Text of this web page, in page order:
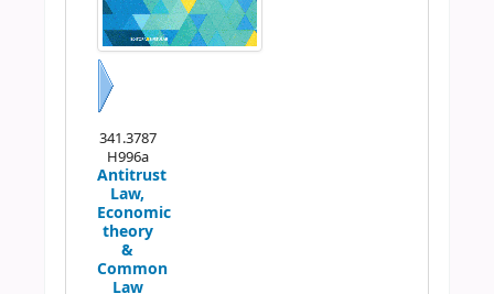
341.3787
H996a
Antitrust
Law,
Economic
theory
&
Common
Law